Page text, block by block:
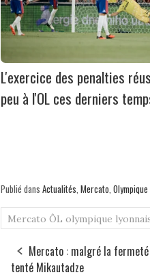
L'exercice des penalties
peu à l'OL ces derniers
Publié dans Actualités, Mercato,
Mercato ÔL olympique
Mercato : malgré la fermeté
tenté Mikautadze